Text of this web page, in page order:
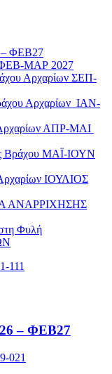
– ΦΕΒ27
ΦΕΒ-ΜΑΡ 2027
Αρχαρίων ΣΕΠ-
Αρχαρίων ΙΑΝ-
Αρχαρίων ΑΠΡ-ΜΑΙ
Βράχου ΜΑΪ-ΙΟΥΝ
ΙΟΥΛΙΟΣ
ΑΝΑΡΡΙΧΗΣΗΣ
Φυλή
– ΦΕΒ27